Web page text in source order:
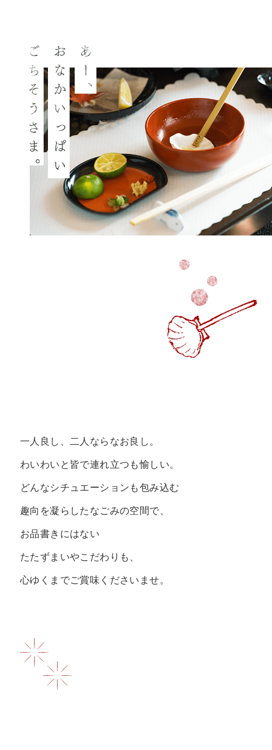
一人良し、二人ならなお良し。
わいわいと皆で連れ立つも愉しい。
どんなシチュエーションも包み込む
趣向を凝らしたなごみの空間で、
お品書きにはない
たたずまいやこだわりも、
心ゆくまでご賞味くださいませ。